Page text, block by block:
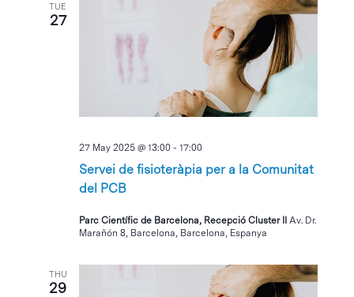
TUE
27
Servei de fisioteràpia per a la Comunitat
del PCB
27 May 2025 @ 13:00 -17:00
Parc Científic de Barcelona, Recepció Cluster IIAv. Dr.
Marañón 8, Barcelona, Barcelona, Espanya
THU
29